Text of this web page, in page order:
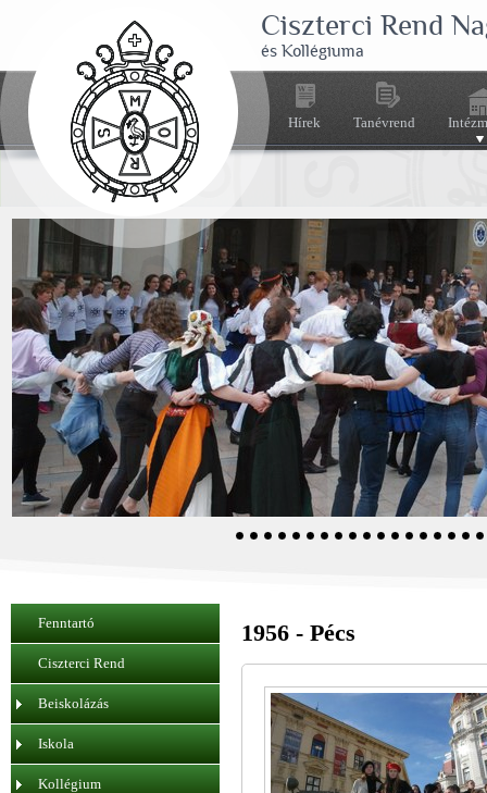
Ciszterci Rend
és Kollégiuma
Hírek Tanévrend
Fenntartó
Ciszterci Rend
Beiskolázás
Iskola
Kollégium
1956 - Pécs